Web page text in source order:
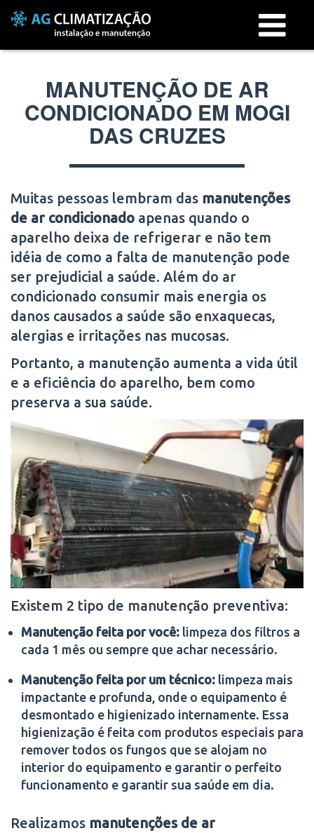
Menu
MANUTENÇÃO DE AR
CONDICIONADO EM MOGI
DAS CRUZES
Muitas pessoas lembram das manutenções
de ar condicionado apenas quando o
aparelho deixa de refrigerar e não tem
idéia de como a falta de manutenção pode
ser prejudicial a saúde. Além do ar
condicionado consumir mais energia os
danos causados a saúde são enxaquecas,
alergias e irritações nas mucosas.
Portanto, a manutenção aumenta a vida útil
e a eficiência do aparelho, bem como
preserva a sua saúde.
Existem 2 tipo de manutenção preventiva:
Manutenção feita por você: limpeza dos filtros a
cada 1 mês ou sempre que achar necessário.
Manutenção feita por um técnico: limpeza mais
impactante e profunda, onde o equipamento é
desmontado e higienizado internamente. Essa
higienização é feita com produtos especiais para
remover todos os fungos que se alojam no
interior do equipamento e garantir o perfeito
funcionamento e garantir sua saúde em dia.
Realizamos manutenções de ar